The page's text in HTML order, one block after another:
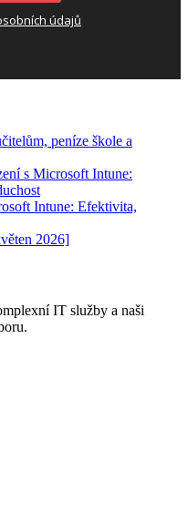
údajů
peníze škole a
s Microsoft Intune:
Intune: Efektivita,
2026]
IT služby a naši